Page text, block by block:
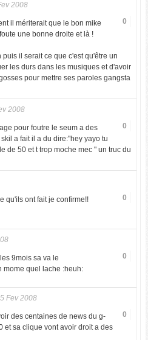
2008
0
il mériterait que le bon mike
une bonne droite et là !
il serait ce que c'est qu'être un
les durs dans les musiques et d'avoir
pour mettre ses paroles gangsta
2008
0
pour foutre le seum a des
a fait il a du dire:"hey yayo tu
de 50 et t trop moche mec " un truc du
0
qu'ils ont fait je confirme!!
0
9mois sa va le
mome quel lache :heuh:
Fev 2008
0
des centaines de news du g-
et sa clique vont avoir droit a des